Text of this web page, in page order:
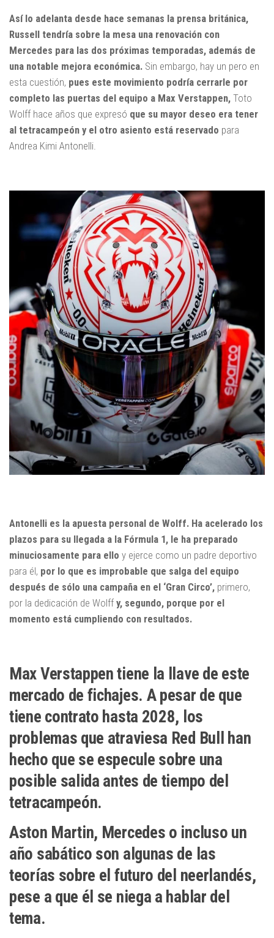
Así lo adelanta desde hace semanas la prensa británica,
Russell tendría sobre la mesa una renovación con
Mercedes para las dos próximas temporadas, además de
una notable mejora económica. Sin embargo, hay un pero en
esta cuestión, pues este movimiento podría cerrarle por
completo las puertas del equipo a Max Verstappen, Toto
Wolff hace años que expresó que su mayor deseo era tener
al tetracampeón y el otro asiento está reservado para
Andrea Kimi Antonelli.
Antonelli es la apuesta personal de Wolff. Ha acelerado los
plazos para su llegada a la Fórmula 1, le ha preparado
minuciosamente para ello y ejerce como un padre deportivo
para él, por lo que es improbable que salga del equipo
después de sólo una campaña en el ‘Gran Circo’, primero,
por la dedicación de Wolff y, segundo, porque por el
momento está cumpliendo con resultados.
Max Verstappen tiene la llave de este
mercado de fichajes. A pesar de que
tiene contrato hasta 2028, los
problemas que atraviesa Red Bull han
hecho que se especule sobre una
posible salida antes de tiempo del
tetracampeón.
Aston Martin, Mercedes o incluso un
año sabático son algunas de las
teorías sobre el futuro del neerlandés,
pese a que él se niega a hablar del
tema.